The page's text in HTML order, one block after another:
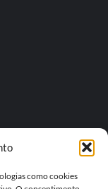
como cookies